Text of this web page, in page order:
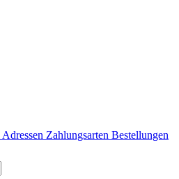
Adressen Zahlungsarten Bestellungen